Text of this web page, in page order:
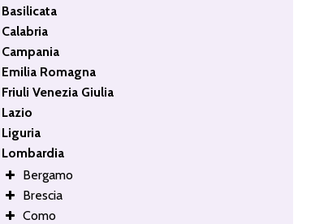
Basilicata
Calabria
Campania
Emilia Romagna
Friuli Venezia Giulia
Lazio
Liguria
Lombardia
Bergamo
Brescia
Como